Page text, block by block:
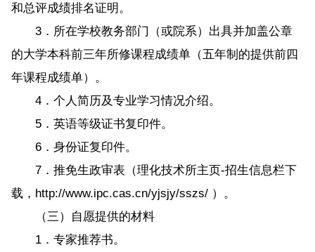
和总评成绩排名证明。
3．所在学校教务部门（或院系）出具并加盖公章
的大学本科前三年所修课程成绩单（五年制的提供前四
年课程成绩单）。
4．个人简历及专业学习情况介绍。
5．英语等级证书复印件。
6．身份证复印件。
7．推免生政审表（理化技术所主页-招生信息栏下
载，http://www.ipc.cas.cn/yjsjy/sszs/ ）。
（三）自愿提供的材料
1．专家推荐书。